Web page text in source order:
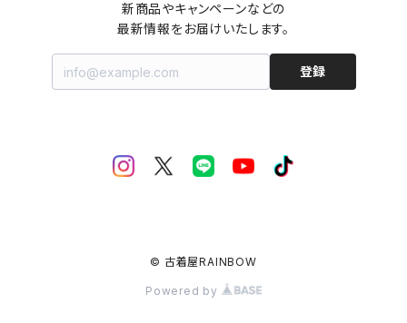
新商品やキャンペーンなどの
最新情報をお届けいたします。
登録
© 古着屋RAINBOW
Powered by